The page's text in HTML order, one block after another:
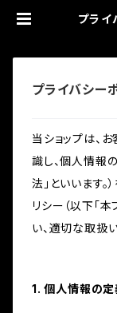
プラ
プライバシー
当ショップは、
識し、個人情報
法」といいます
リシー（以下「
い、適切な取扱
1. 個人情報の定